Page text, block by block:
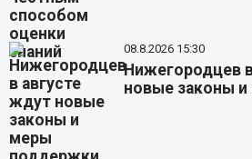
08.8.2026 15:30
Нижегородцев
новые законы